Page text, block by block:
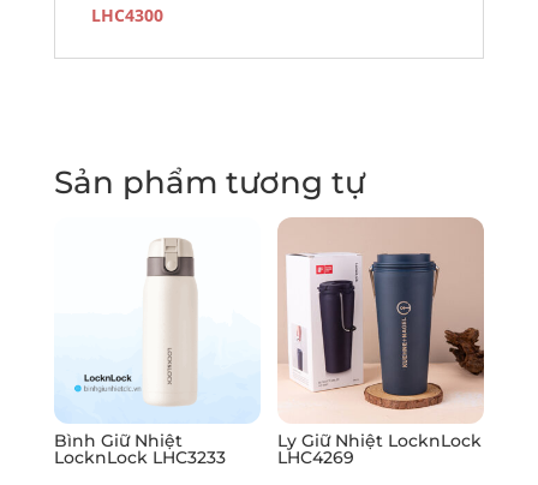
LHC4300
Sản phẩm tương tự
Bình Giữ Nhiệt
LocknLock LHC3233
Ly Giữ Nhiệt LocknLock
LHC4269